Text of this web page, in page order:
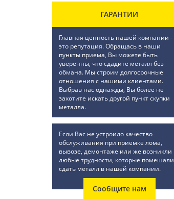
ГАРАНТИИ
Главная ценность нашей компании -
это репутация. Обращась в наши
пункты приема, Вы можете быть
уверенны, что сдадите металл без
обмана. Мы строим долгосрочные
отношения с нашими клиентами.
Выбрав нас однажды, Вы более не
захотите искать другой пункт скупки
металла.
Если Вас не устроило качество
обслуживания при приемке лома,
вывозе, демонтаже или же возникли
любые трудности, которые помешали
сдать металл в нашей компании.
Сообщите нам